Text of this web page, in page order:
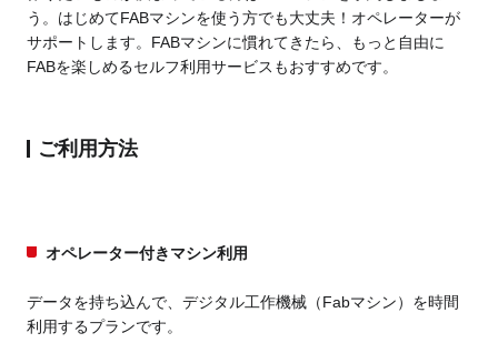
う。はじめてFABマシンを使う方でも大丈夫！オペレーターが
サポートします。FABマシンに慣れてきたら、もっと自由に
FABを楽しめるセルフ利用サービスもおすすめです。
ご利用方法
オペレーター付きマシン利用
データを持ち込んで、デジタル工作機械（Fabマシン）を時間
利用するプランです。